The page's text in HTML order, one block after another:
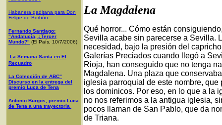
Habanera gaditana para Don
Felipe de Borbón
Fernando Santiago:
"Andalucía, ¿Tercer
Mundo?" (El País, 10/7/2006)
La Semana Santa en El
Recuadro
La Colección de ABC"
Discurso en la entrega del
premio Luca de Tena
Antonio Burgos, premio Luca
de Tena a una trayectoria
La Magdalena
Qué horror... Cómo están
Sevilla acabe sin parecerse a Sevilla.
necesidad, bajo la presión del
Galerías Preciados cuando llegó a
Rioja, han conseguido que no tenga
Magdalena. Una plaza que
iglesia parroquial de este nombre,
los dominicos. Por eso, en lo que a la
no nos referimos a la antigua iglesia,
pocos llaman de San Pablo, que da
de Triana.